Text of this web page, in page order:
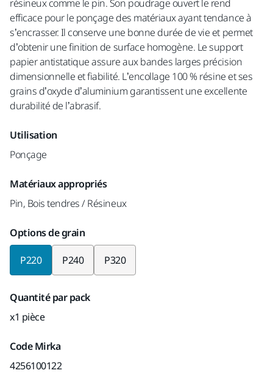
résineux comme le pin. Son poudrage ouvert le rend
efficace pour le ponçage des matériaux ayant tendance à
s’encrasser. Il conserve une bonne durée de vie et permet
d’obtenir une finition de surface homogène. Le support
papier antistatique assure aux bandes larges précision
dimensionnelle et fiabilité. L’encollage 100 % résine et ses
grains d’oxyde d’aluminium garantissent une excellente
durabilité de l’abrasif.
Utilisation
Ponçage
Matériaux appropriés
Pin, Bois tendres / Résineux
Options de grain
P220 P240 P320
Quantité par pack
x1 pièce
Code Mirka
4256100122